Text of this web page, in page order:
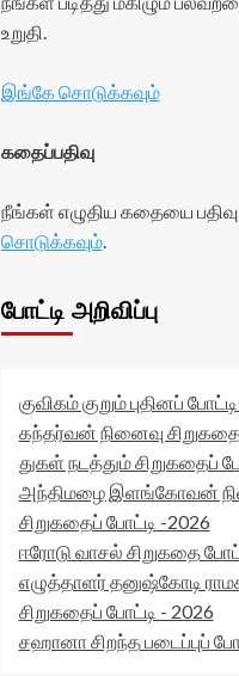
உறுதி.
இங்கே சொடுக்கவும்
கதைப்பதிவு
நீங்கள் எழுதிய கதையை
சொடுக்கவும்.
போட்டி அறிவிப்பு
குவிகம் குறும் புதினப்
கந்தர்வன் நினைவு
துகள் நடத்தும் சிறுகதைப்
அந்திமழை இளங்கோவன்
சிறுகதைப் போட்டி -2026
ஈரோடு வாசல் சிறுகதை
எழுத்தாளர் தனுஷ்கோடி
சிறுகதைப் போட்டி - 2026
சஹானா சிறந்த படைப்புப்